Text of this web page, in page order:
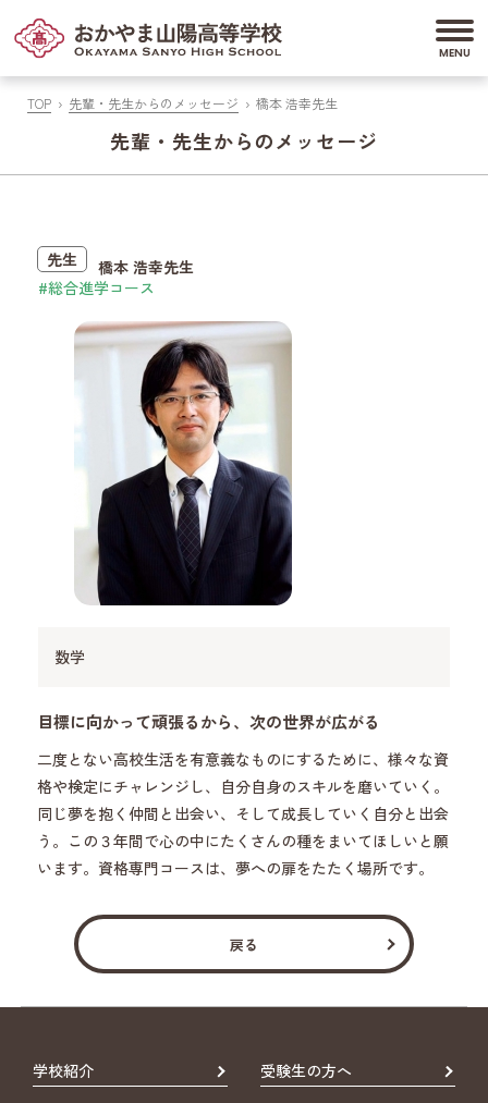
TOP 先輩・先生からのメッセージ 橋本 浩幸先生
先輩・先生からのメッセージ
先生
橋本 浩幸先生
総合進学コース
数学
目標に向かって頑張るから、次の世界が広がる
二度とない高校生活を有意義なものにするために、様々な資
格や検定にチャレンジし、自分自身のスキルを磨いていく。
同じ夢を抱く仲間と出会い、そして成長していく自分と出会
う。この３年間で心の中にたくさんの種をまいてほしいと願
います。資格専門コースは、夢への扉をたたく場所です。
戻る
学校紹介 受験生の方へ